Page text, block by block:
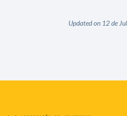
Updated on 12 de